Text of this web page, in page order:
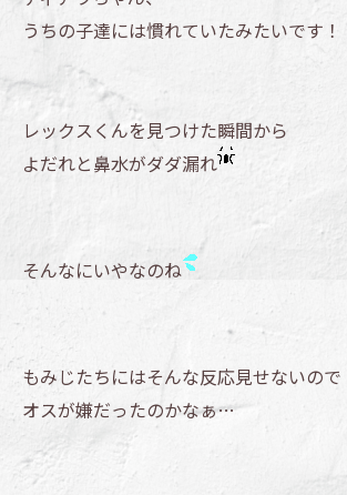
うちの子達には慣れていたみたいです！
レックスくんを見つけた瞬間から
よだれと鼻水がダダ漏れ
そんなにいやなのね
もみじたちにはそんな反応見せないので
オスが嫌だったのかなぁ…